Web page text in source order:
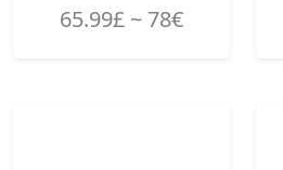
65.99£ ~ 78€